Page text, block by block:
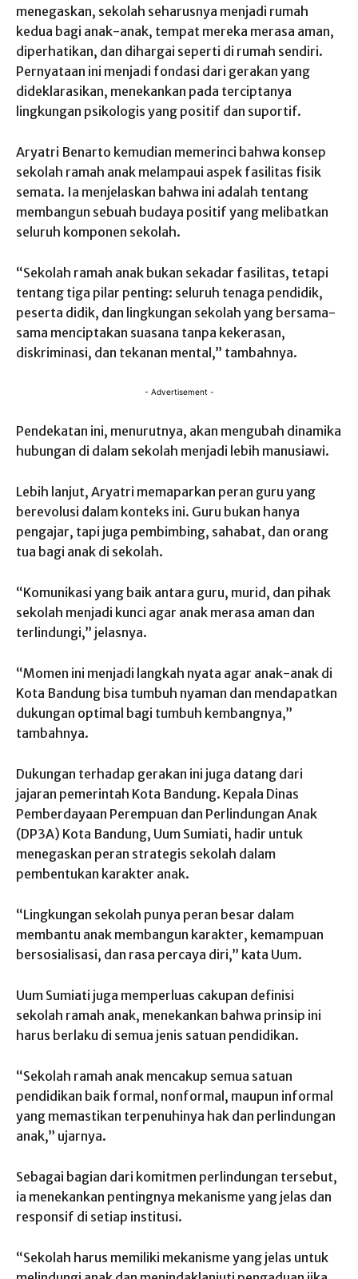
menegaskan, sekolah seharusnya menjadi rumah
kedua bagi anak-anak, tempat mereka merasa aman,
diperhatikan, dan dihargai seperti di rumah sendiri.
Pernyataan ini menjadi fondasi dari gerakan yang
dideklarasikan, menekankan pada terciptanya
lingkungan psikologis yang positif dan suportif.
Aryatri Benarto kemudian memerinci bahwa konsep
sekolah ramah anak melampaui aspek fasilitas fisik
semata. Ia menjelaskan bahwa ini adalah tentang
membangun sebuah budaya positif yang melibatkan
seluruh komponen sekolah.
“Sekolah ramah anak bukan sekadar fasilitas, tetapi
tentang tiga pilar penting: seluruh tenaga pendidik,
peserta didik, dan lingkungan sekolah yang bersama-
sama menciptakan suasana tanpa kekerasan,
diskriminasi, dan tekanan mental,” tambahnya.
- Advertisement -
Pendekatan ini, menurutnya, akan mengubah dinamika
hubungan di dalam sekolah menjadi lebih manusiawi.
Lebih lanjut, Aryatri memaparkan peran guru yang
berevolusi dalam konteks ini. Guru bukan hanya
pengajar, tapi juga pembimbing, sahabat, dan orang
tua bagi anak di sekolah.
“Komunikasi yang baik antara guru, murid, dan pihak
sekolah menjadi kunci agar anak merasa aman dan
terlindungi,” jelasnya.
“Momen ini menjadi langkah nyata agar anak-anak di
Kota Bandung bisa tumbuh nyaman dan mendapatkan
dukungan optimal bagi tumbuh kembangnya,”
tambahnya.
Dukungan terhadap gerakan ini juga datang dari
jajaran pemerintah Kota Bandung. Kepala Dinas
Pemberdayaan Perempuan dan Perlindungan Anak
(DP3A) Kota Bandung, Uum Sumiati, hadir untuk
menegaskan peran strategis sekolah dalam
pembentukan karakter anak.
“Lingkungan sekolah punya peran besar dalam
membantu anak membangun karakter, kemampuan
bersosialisasi, dan rasa percaya diri,” kata Uum.
Uum Sumiati juga memperluas cakupan definisi
sekolah ramah anak, menekankan bahwa prinsip ini
harus berlaku di semua jenis satuan pendidikan.
“Sekolah ramah anak mencakup semua satuan
pendidikan baik formal, nonformal, maupun informal
yang memastikan terpenuhinya hak dan perlindungan
anak,” ujarnya.
Sebagai bagian dari komitmen perlindungan tersebut,
ia menekankan pentingnya mekanisme yang jelas dan
responsif di setiap institusi.
“Sekolah harus memiliki mekanisme yang jelas untuk